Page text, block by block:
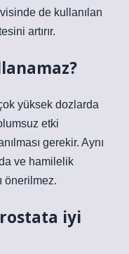
de kullanılan
artırır.
yüksek dozlarda
etki
gerekir. Aynı
ve hamilelik
önerilmez.
iyi